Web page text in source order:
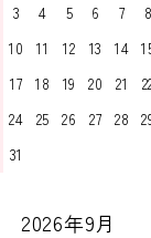
3 4 5 6 7
8
10 11 12 13 14
17 18 19 20 21
24 25 26 27 28
31
2026年9月